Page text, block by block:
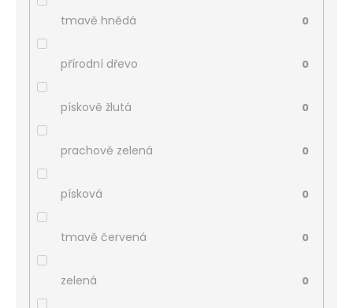
tmavě hnědá 0
přírodní dřevo 0
pískově žlutá 0
prachově zelená 0
písková 0
tmavě červená 0
zelená 0